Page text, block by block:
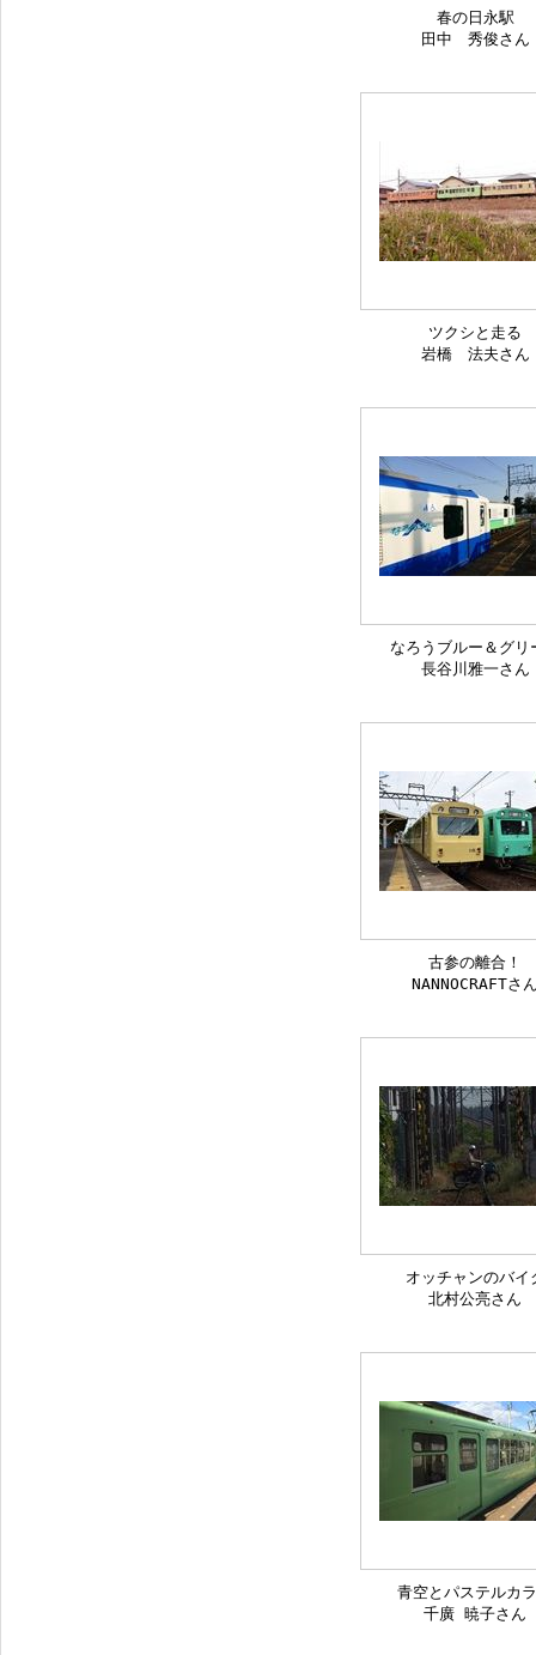
春の日永駅
田中 秀俊さん
ツクシと走る
岩橋 法夫さん
なろうブルー＆グリ
長谷川雅一さん
古参の離合！
NANNOCRAFTさ
オッチャンのバイ
北村公亮さん
青空とパステルカ
千廣 暁子さん